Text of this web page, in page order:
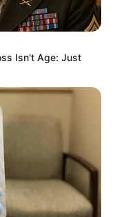
Isn't Age: Just